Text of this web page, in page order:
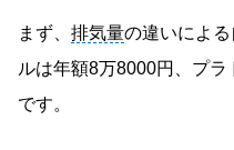
まず、 排気量の違いによ
ルは年額8万8000円、プ
です。